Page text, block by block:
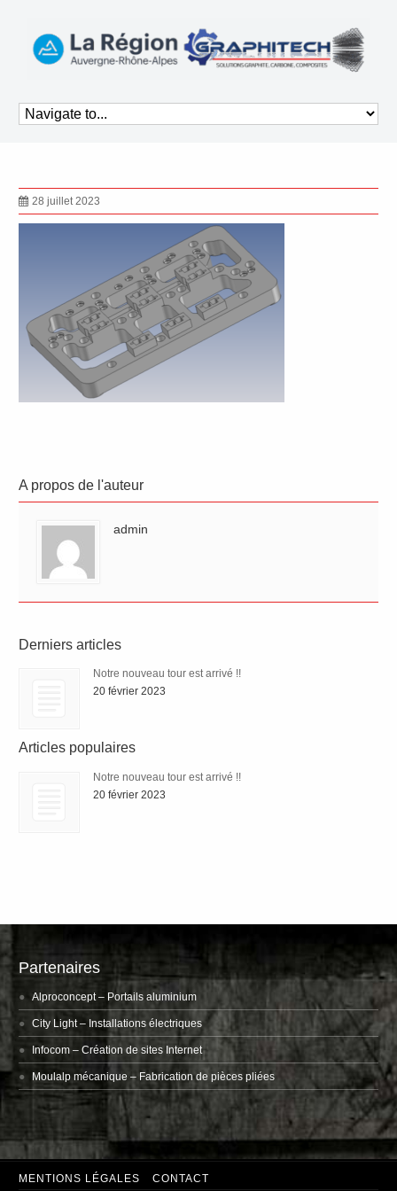
28 juillet 2023
A propos de l'auteur
admin
Derniers articles
Notre nouveau tour est arrivé !!
20 février 2023
Articles populaires
Notre nouveau tour est arrivé !!
20 février 2023
Partenaires
Alproconcept– Portails aluminium
City Light– Installations électriques
Infocom – Création de sites Internet
Moulalp mécanique – Fabrication de pièces pliées
MENTIONS LÉGALES CONTACT